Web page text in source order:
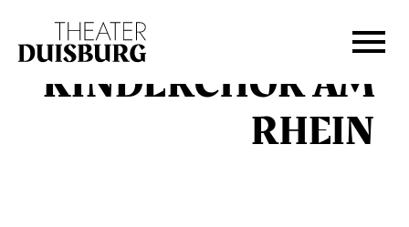
Zur Hauptnavigation springen
Zum Footer springen
KINDERCHOR AM
RHEIN